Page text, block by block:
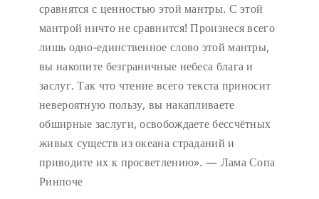
сравнятся с ценностью этой мантры. С этой
мантрой ничто не сравнится! Произнеся всего
лишь одно-единственное слово этой мантры,
вы накопите безграничные небеса блага и
заслуг. Так что чтение всего текста приносит
невероятную пользу, вы накапливаете
обширные заслуги, освобождаете бессчётных
живых существ из океана страданий и
приводите их к просветлению». — Лама Сопа
Ринпоче